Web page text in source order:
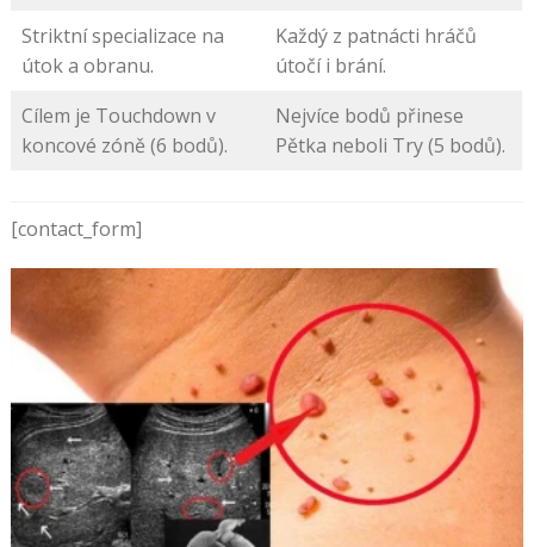
Striktní specializace na
útok a obranu.
Každý z patnácti hráčů
útočí i brání.
Cílem je Touchdown v
koncové zóně (6 bodů).
Nejvíce bodů přinese
Pětka neboli Try (5 bodů).
[contact_form]